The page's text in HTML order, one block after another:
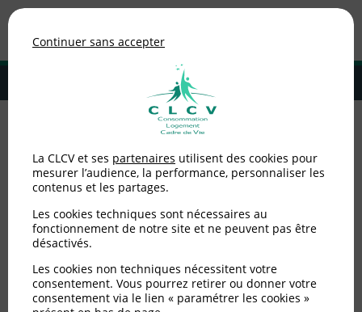
MENU
Adhérer à la CLCV
comment ?
Pourquoi préserver les
sols et comment ?
Publié le05/12/2024(mis à jour le05/12/2024)
Continuer sans accepter
La CLCV et ses partenaires utilisent des cookies pour
mesurer l’audience, la performance, personnaliser les
contenus et les partages.
Les cookies techniques sont nécessaires au
fonctionnement de notre site et ne peuvent pas être
désactivés.
Les cookies non techniques nécessitent votre
consentement. Vous pourrez retirer ou donner votre
consentement via le lien « paramétrer les cookies »